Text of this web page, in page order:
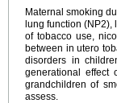
Maternal smoking
lung function (NP2),
of tobacco use,
between in utero
disorders in
generational effect
grandchildren of
assess.